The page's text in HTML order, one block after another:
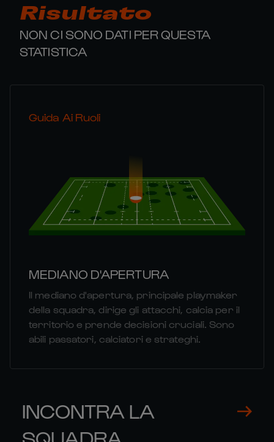
Risultato
NON CI SONO DATI PER QUESTA
STATISTICA
Guida Ai Ruoli
MEDIANO D'APERTURA
Il mediano d'apertura, principale playmaker
della squadra, dirige gli attacchi, calcia per il
territorio e prende decisioni cruciali. Sono
abili passatori, calciatori e strateghi.
INCONTRA LA